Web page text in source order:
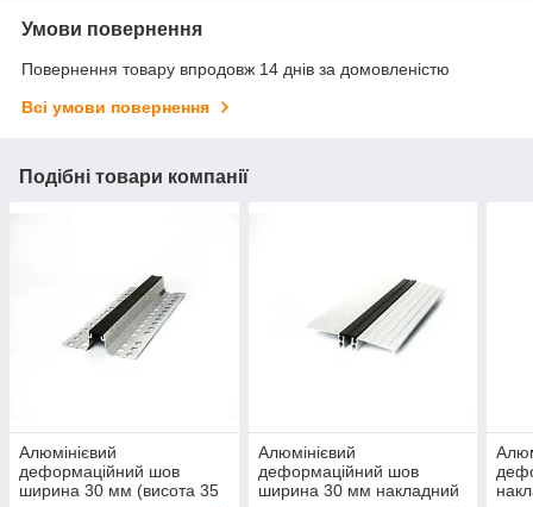
Умови повернення
Повернення товару впродовж 14 днів за домовленістю
Всі умови повернення
Подібні товари компанії
Алюмінієвий
деформаційний шов
ширина 30 мм (висота 35
Алюмінієвий
деформаційний шов
ширина 30 мм накладний